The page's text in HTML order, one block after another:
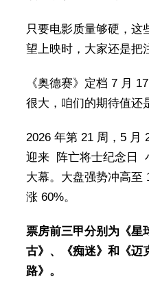
只要电影质量够硬，这
望上映时，大家还是把
《奥德赛》定档 7 月
很大，咱们的期待值还
2026 年第 21 周，5 月
迎来 ‌‌ 阵亡将士纪念日
大幕。大盘强势冲高至
涨 60%。
票房前三甲分别为《星
古》、《痴迷》和《迈
路》。